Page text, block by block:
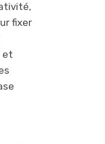
fixer
et